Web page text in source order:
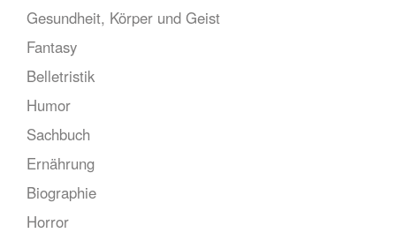
Gesundheit, Körper und Geist
Fantasy
Belletristik
Humor
Sachbuch
Ernährung
Biographie
Horror